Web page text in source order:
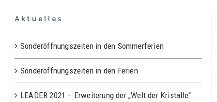
Aktuelles
Sonderöffnungszeiten in den Sommerferien
Sonderöffnungszeiten in den Ferien
LEADER 2021 – Erweiterung der „Welt der Kristalle“